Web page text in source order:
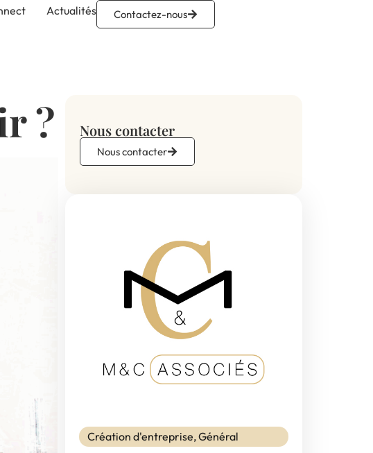
Actualités Contactez-nous
? Nous contacter
Nous contacter
Création d'entreprise,Général